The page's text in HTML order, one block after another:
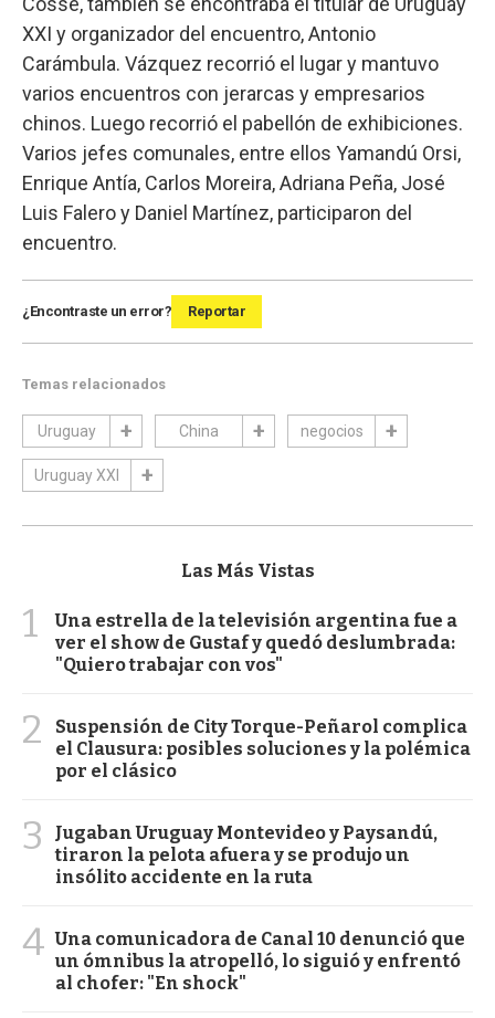
XXI y organizador del encuentro, Antonio
Carámbula. Vázquez recorrió el lugar y mantuvo
varios encuentros con jerarcas y empresarios
chinos. Luego recorrió el pabellón de exhibiciones.
Varios jefes comunales, entre ellos Yamandú Orsi,
Enrique Antía, Carlos Moreira, Adriana Peña, José
Luis Falero y Daniel Martínez, participaron del
encuentro.
¿Encontraste un error? Reportar
Temas relacionados
Uruguay China negocios
Uruguay XXI
Las Más Vistas
1
Una estrella de la televisión argentina fue a
ver el show de Gustaf y quedó deslumbrada:
"Quiero trabajar con vos"
2
Suspensión de City Torque-Peñarol complica
el Clausura: posibles soluciones y la polémica
por el clásico
3
Jugaban Uruguay Montevideo y Paysandú,
tiraron la pelota afuera y se produjo un
insólito accidente en la ruta
4 Una comunicadora de Canal 10 denunció que
un ómnibus la atropelló, lo siguió y enfrentó
al chofer: "En shock"